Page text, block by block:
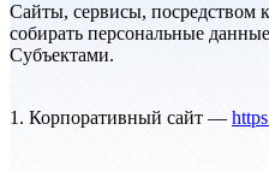
Сайты, сервисы, посредством
собирать персональные
Субъектами.
1. Корпоративный сайт —